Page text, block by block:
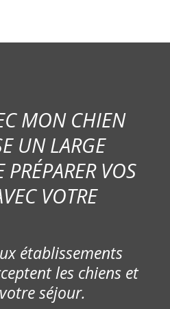
MON CHIEN
UN LARGE
VOS
VOTRE
établissements
les chiens et
séjour.